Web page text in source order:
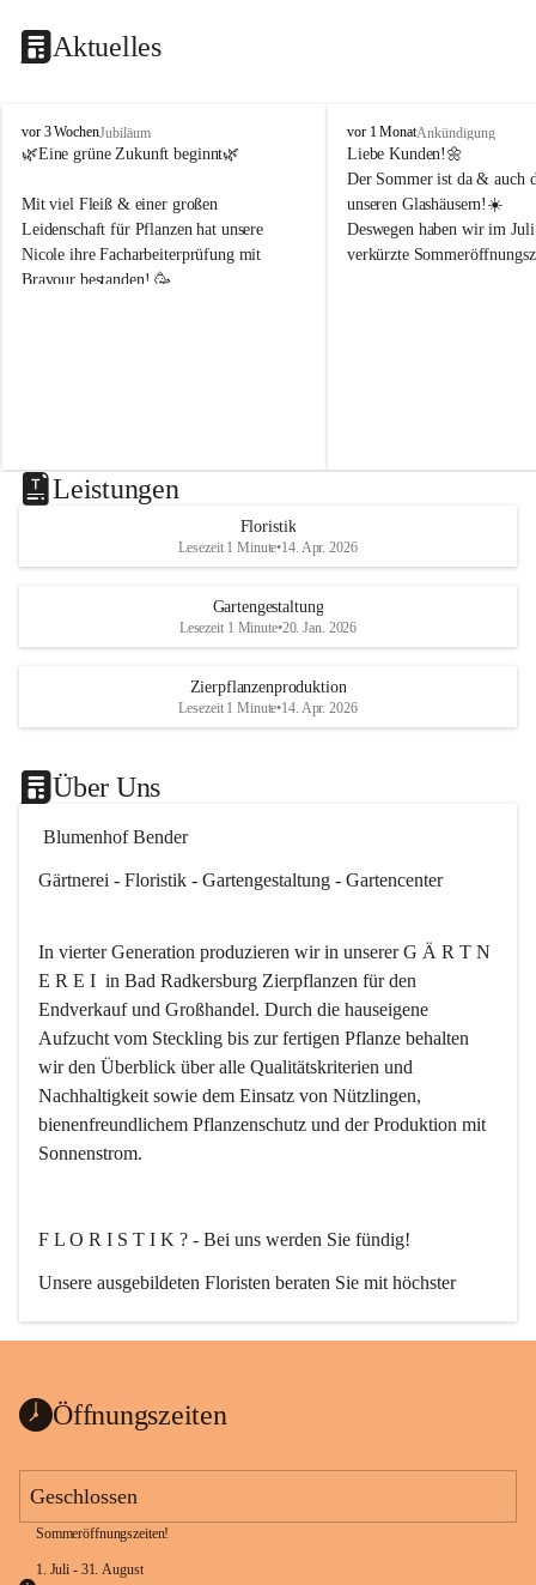
Aktuelles
B
l
m
e
n
h
o
vor 3 WochenJubiläum
🌿Eine grüne Zukunft beginnt🌿
Mit viel Fleiß & einer großen
Leidenschaft für Pflanzen hat unsere
Nicole ihre Facharbeiterprüfung mit
Bravour bestanden! 🥳
B
l
u
m
e
n
h
vor 1 MonatAnkündigung
Liebe Kunden!🌼
Der Sommer ist da & auch
unseren Glashäusern!☀️
Deswegen haben wir im
verkürzte
ein kleines Mitbringserl,
Leistungen
Floristik
Lesezeit 1 Minute•14. Apr. 2026
Gartengestaltung
Lesezeit 1 Minute•20. Jan. 2026
Zierpflanzenproduktion
Lesezeit 1 Minute•14. Apr. 2026
Über Uns
Blumenhof Bender
Gärtnerei - Floristik - Gartengestaltung - Gartencenter
In vierter Generation produzieren wir in unserer G Ä R T N
E R E I  in Bad Radkersburg Zierpflanzen für den
Endverkauf und Großhandel. Durch die hauseigene
Aufzucht vom Steckling bis zur fertigen Pflanze behalten
wir den Überblick über alle Qualitätskriterien und
Nachhaltigkeit sowie dem Einsatz von Nützlingen,
bienenfreundlichem Pflanzenschutz und der Produktion mit
Sonnenstrom.
F L O R I S T I K ? - Bei uns werden Sie fündig!
Unsere ausgebildeten Floristen beraten Sie mit höchster
oder auch Trauerfloristik. Nach Ihren wünschen planen,
Anlass.
G A R T E N G E S T A L T U N G ganz nach Ihrem Stil.
Öffnungszeiten
Geschlossen
Sommeröffnungszeiten!
1. Juli - 31. August